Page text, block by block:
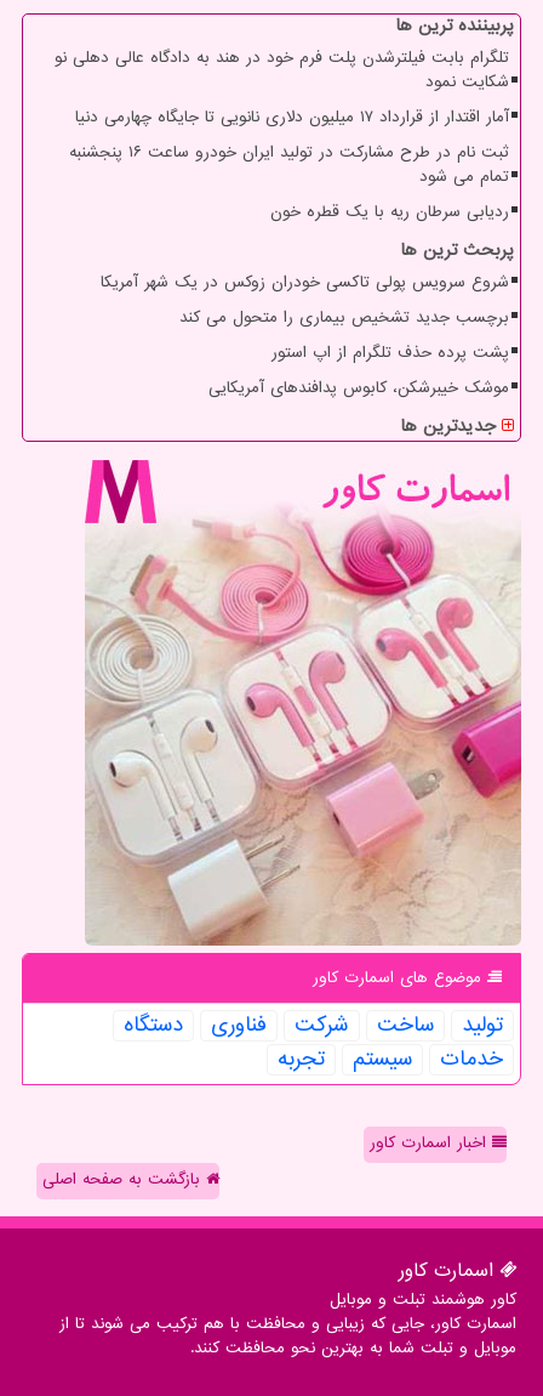
پربیننده ترین ها
تلگرام بابت فیلترشدن پلت فرم خود در هند به دادگاه عالی دهلی نو
شکایت نمود
آمار اقتدار از قرارداد ۱۷ میلیون دلاری نانویی تا جایگاه چهارمی دنیا
ثبت نام در طرح مشارکت در تولید ایران خودرو ساعت ۱۶ پنجشنبه
تمام می شود
ردیابی سرطان ریه با یک قطره خون
پربحث ترین ها
شروع سرویس پولی تاکسی خودران زوکس در یک شهر آمریکا
برچسب جدید تشخیص بیماری را متحول می کند
پشت پرده حذف تلگرام از اپ استور
موشک خیبرشکن، کابوس پدافندهای آمریکایی
جدیدترین ها
موضوع های اسمارت كاور
تولید ساخت شركت فناوری
دستگاه
خدمات
سیستم تجربه
اخبار اسمارت کاور
بازگشت به صفحه اصلی
اسمارت كاور
کاور هوشمند تبلت و موبایل
اسمارت کاور، جایی که زیبایی و محافظت با هم ترکیب می شوند تا از
موبایل و تبلت شما به بهترین نحو محافظت کنند.